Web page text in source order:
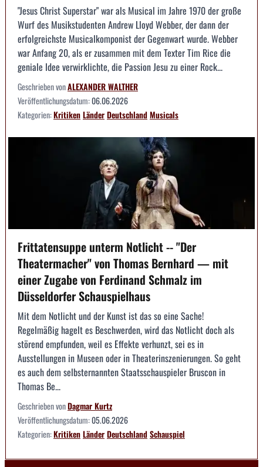
"Jesus Christ Superstar" war als Musical im Jahre 1970 der große
Wurf des Musikstudenten Andrew Lloyd Webber, der dann der
erfolgreichste Musicalkomponist der Gegenwart wurde. Webber
war Anfang 20, als er zusammen mit dem Texter Tim Rice die
geniale Idee verwirklichte, die Passion Jesu zu einer Rock...
Geschrieben vonALEXANDER WALTHER
Veröffentlichungsdatum:06.06.2026
Kategorien:KritikenLänderDeutschlandMusicals
Frittatensuppe unterm Notlicht -- "Der
Theatermacher" von Thomas Bernhard — mit
einer Zugabe von Ferdinand Schmalz im
Düsseldorfer Schauspielhaus
Mit dem Notlicht und der Kunst ist das so eine Sache!
Regelmäßig hagelt es Beschwerden, wird das Notlicht doch als
störend empfunden, weil es Effekte verhunzt, sei es in
Ausstellungen in Museen oder in Theaterinszenierungen. So geht
es auch dem selbsternannten Staatsschauspieler Bruscon in
Thomas Be...
Geschrieben vonDagmar Kurtz
Veröffentlichungsdatum:05.06.2026
Kategorien:KritikenLänderDeutschlandSchauspiel